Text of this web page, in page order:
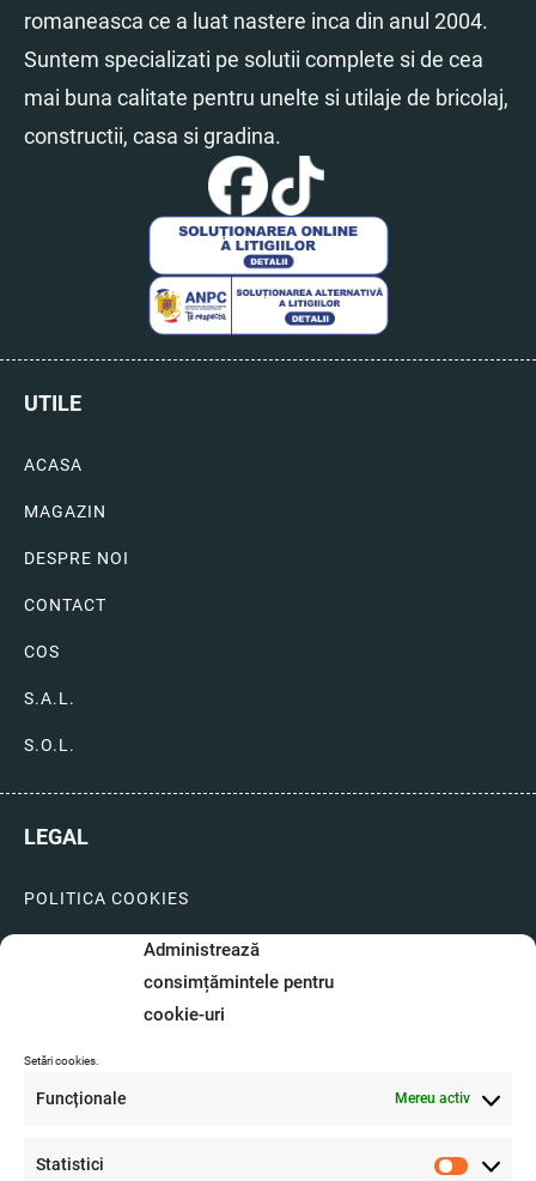
Administrează
consimțămintele pentru
cookie-uri
Setări cookies.
Funcționale Mereu activ
Statistici Statistici
romaneasca ce a luat nastere inca din anul 2004.
Suntem specializati pe solutii complete si de cea
mai buna calitate pentru unelte si utilaje de bricolaj,
constructii, casa si gradina.
UTILE
ACASA
MAGAZIN
DESPRE NOI
CONTACT
COS
S.A.L.
S.O.L.
LEGAL
POLITICA COOKIES
LIVRARI SI PLATI
GARANTIE SI SERVICE